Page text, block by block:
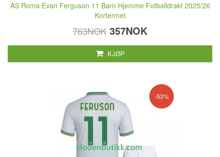
AS Roma Evan Ferguson 11 Barn Hjemme Fotballdrakt 2025/26
Kortermet
763NOK 357NOK
KJØP
-53%